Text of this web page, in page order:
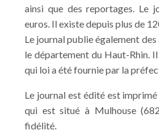
ainsi que des reportages. Le
euros. Il existe depuis plus de
Le journal publie également
le département du Haut-Rhin.
qui loi a été fournie par la
Le journal est édité est
qui est situé à Mulhouse
fidélité.